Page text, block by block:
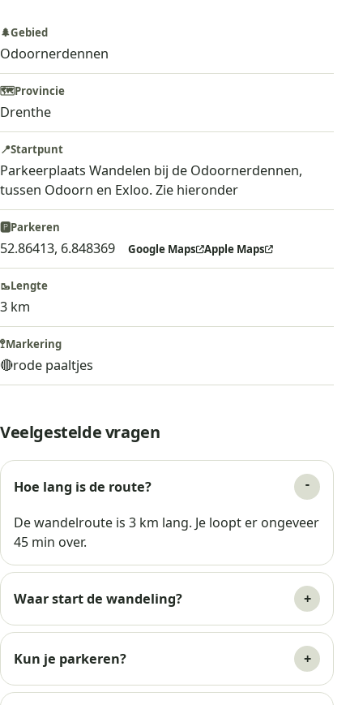
Veelgestelde vragen
Hoe lang is de route?
De wandelroute is 3 km lang. Je loopt er ongeveer
45 min over.
Waar start de wandeling?
Kun je parkeren?
🌲Gebied
Odoornerdennen
🗺️Provincie
Drenthe
📍Startpunt
Parkeerplaats Wandelen bij de Odoornerdennen,
tussen Odoorn en Exloo. Zie hieronder
🅿️Parkeren
52.86413, 6.848369 Google Maps Apple Maps
🥾Lengte
3 km
🚏Markering
🔴rode paaltjes